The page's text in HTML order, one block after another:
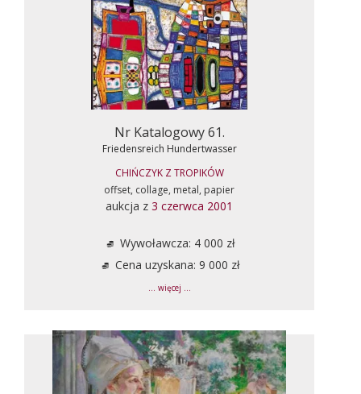
Nr Katalogowy 61.
Friedensreich Hundertwasser
CHIŃCZYK Z TROPIKÓW
offset, collage, metal, papier
aukcja z 3 czerwca 2001
Wywoławcza: 4 000 zł
Cena uzyskana: 9 000 zł
... więcej ...